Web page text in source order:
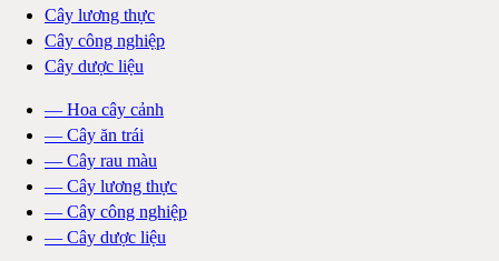
Cây lương thực
Cây công nghiệp
Cây dược liệu
— Hoa cây cảnh
— Cây ăn trái
— Cây rau màu
— Cây lương thực
— Cây công nghiệp
— Cây dược liệu